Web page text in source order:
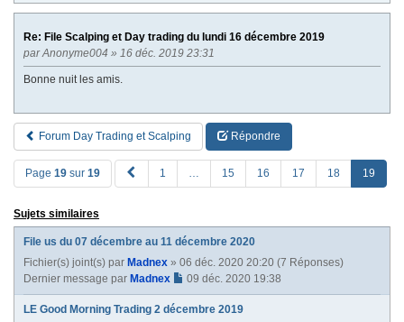
Re: File Scalping et Day trading du lundi 16 décembre 2019
parAnonyme004 » 16 déc. 2019 23:31
Bonne nuit les amis.
Forum Day Trading et Scalping Répondre
Page 19 sur 19
R
1 … 15 16 17 18 19
Sujets similaires
File us du 07 décembre au 11 décembre 2020
Fichier(s) joint(s) par Madnex » 06 déc. 2020 20:20 (7 Réponses)
Dernier message par Madnex 09 déc. 2020 19:38
LE Good Morning Trading 2 décembre 2019